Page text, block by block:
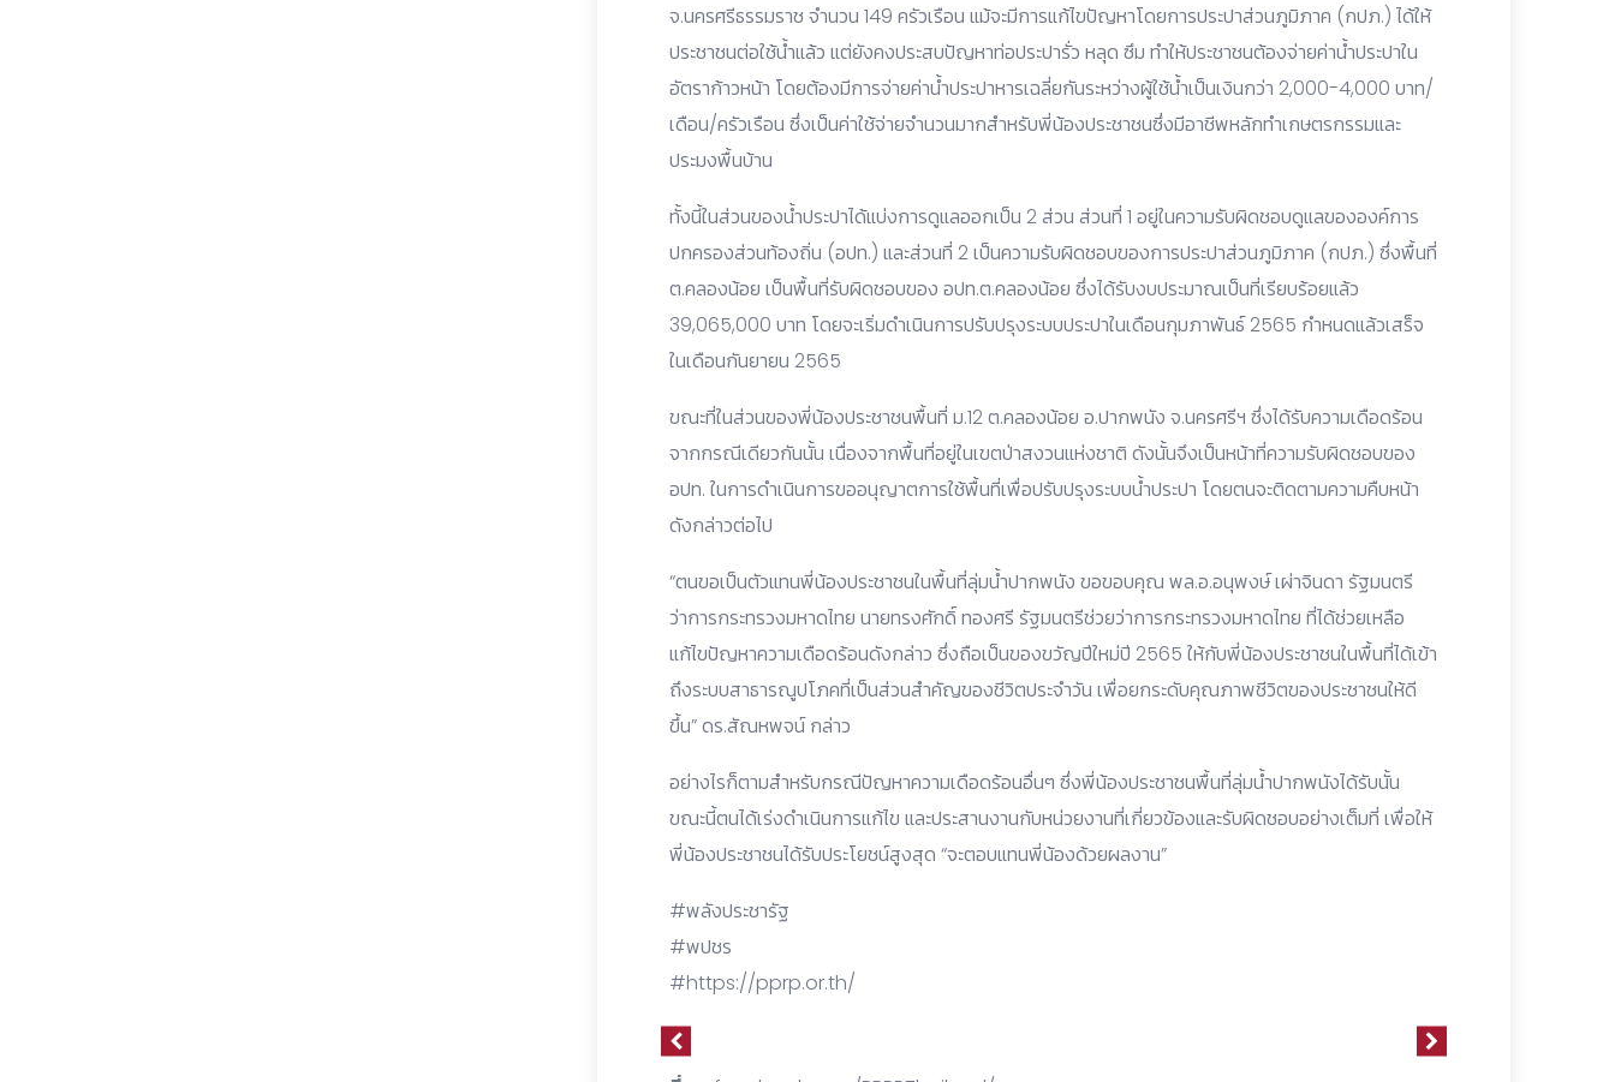
จ.นครศรีธรรมราช จำนวน 149 ครัวเรือน แม้จะมีการแก้ไขปัญหาโดยการประปาส่วนภูมิภาค (กปภ.) ได้ให้
ประชาชนต่อใช้น้ำแล้ว แต่ยังคงประสบปัญหาท่อประปารั่ว หลุด ซึม ทำให้ประชาชนต้องจ่ายค่าน้ำประปาใน
อัตราก้าวหน้า โดยต้องมีการจ่ายค่าน้ำประปาหารเฉลี่ยกันระหว่างผู้ใช้น้ำเป็นเงินกว่า 2,000-4,000 บาท/
เดือน/ครัวเรือน ซึ่งเป็นค่าใช้จ่ายจำนวนมากสำหรับพี่น้องประชาชนซึ่งมีอาชีพหลักทำเกษตรกรรมและ
ประมงพื้นบ้าน
ทั้งนี้ในส่วนของน้ำประปาได้แบ่งการดูแลออกเป็น 2 ส่วน ส่วนที่ 1 อยู่ในความรับผิดชอบดูแลขององค์การ
ปกครองส่วนท้องถิ่น (อปท.) และส่วนที่ 2 เป็นความรับผิดชอบของการประปาส่วนภูมิภาค (กปภ.) ซึ่งพื้นที่
ต.คลองน้อย เป็นพื้นที่รับผิดชอบของ อปท.ต.คลองน้อย ซึ่งได้รับงบประมาณเป็นที่เรียบร้อยแล้ว
39,065,000 บาท โดยจะเริ่มดำเนินการปรับปรุงระบบประปาในเดือนกุมภาพันธ์ 2565 กำหนดแล้วเสร็จ
ในเดือนกันยายน 2565
ขณะที่ในส่วนของพี่น้องประชาชนพื้นที่ ม.12 ต.คลองน้อย อ.ปากพนัง จ.นครศรีฯ ซึ่งได้รับความเดือดร้อน
จากกรณีเดียวกันนั้น เนื่องจากพื้นที่อยู่ในเขตป่าสงวนแห่งชาติ ดังนั้นจึงเป็นหน้าที่ความรับผิดชอบของ
อปท. ในการดำเนินการขออนุญาตการใช้พื้นที่เพื่อปรับปรุงระบบน้ำประปา โดยตนจะติดตามความคืบหน้า
ดังกล่าวต่อไป
“ตนขอเป็นตัวแทนพี่น้องประชาชนในพื้นที่ลุ่มน้ำปากพนัง ขอขอบคุณ พล.อ.อนุพงษ์ เผ่าจินดา รัฐมนตรี
ว่าการกระทรวงมหาดไทย นายทรงศักดิ์ ทองศรี รัฐมนตรีช่วยว่าการกระทรวงมหาดไทย ที่ได้ช่วยเหลือ
แก้ไขปัญหาความเดือดร้อนดังกล่าว ซึ่งถือเป็นของขวัญปีใหม่ปี 2565 ให้กับพี่น้องประชาชนในพื้นที่ได้เข้า
ถึงระบบสาธารณูปโภคที่เป็นส่วนสำคัญของชีวิตประจำวัน เพื่อยกระดับคุณภาพชีวิตของประชาชนให้ดี
ขึ้น” ดร.สัณหพจน์ กล่าว
อย่างไรก็ตามสำหรับกรณีปัญหาความเดือดร้อนอื่นๆ ซึ่งพี่น้องประชาชนพื้นที่ลุ่มน้ำปากพนังได้รับนั้น
ขณะนี้ตนได้เร่งดำเนินการแก้ไข และประสานงานกับหน่วยงานที่เกี่ยวข้องและรับผิดชอบอย่างเต็มที่ เพื่อให้
พี่น้องประชาชนได้รับประโยชน์สูงสุด “จะตอบแทนพี่น้องด้วยผลงาน”
#พลังประชารัฐ
#พปชร
#https://pprp.or.th/